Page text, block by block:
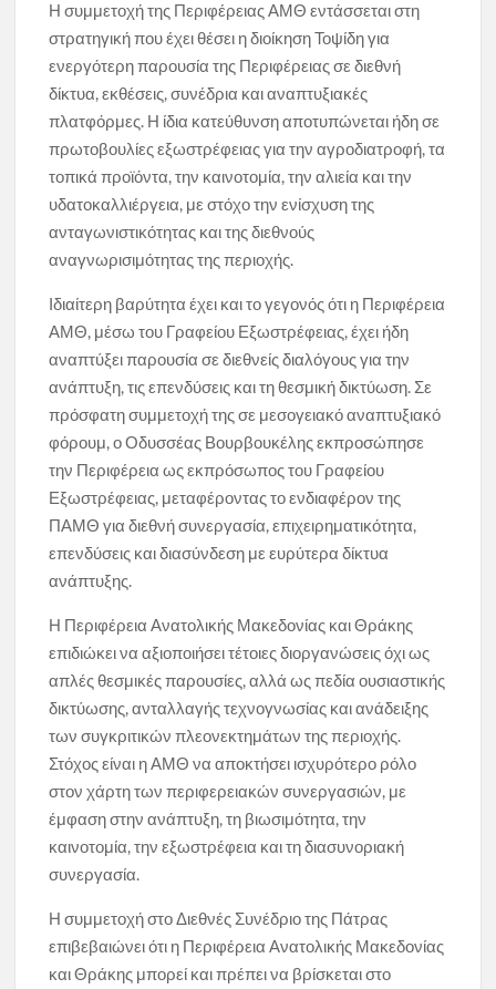
Η συμμετοχή της Περιφέρειας ΑΜΘ εντάσσεται στη
στρατηγική που έχει θέσει η διοίκηση Τοψίδη για
ενεργότερη παρουσία της Περιφέρειας σε διεθνή
δίκτυα, εκθέσεις, συνέδρια και αναπτυξιακές
πλατφόρμες. Η ίδια κατεύθυνση αποτυπώνεται ήδη σε
πρωτοβουλίες εξωστρέφειας για την αγροδιατροφή, τα
τοπικά προϊόντα, την καινοτομία, την αλιεία και την
υδατοκαλλιέργεια, με στόχο την ενίσχυση της
ανταγωνιστικότητας και της διεθνούς
αναγνωρισιμότητας της περιοχής.
Ιδιαίτερη βαρύτητα έχει και το γεγονός ότι η Περιφέρεια
ΑΜΘ, μέσω του Γραφείου Εξωστρέφειας, έχει ήδη
αναπτύξει παρουσία σε διεθνείς διαλόγους για την
ανάπτυξη, τις επενδύσεις και τη θεσμική δικτύωση. Σε
πρόσφατη συμμετοχή της σε μεσογειακό αναπτυξιακό
φόρουμ, ο Οδυσσέας Βουρβουκέλης εκπροσώπησε
την Περιφέρεια ως εκπρόσωπος του Γραφείου
Εξωστρέφειας, μεταφέροντας το ενδιαφέρον της
ΠΑΜΘ για διεθνή συνεργασία, επιχειρηματικότητα,
επενδύσεις και διασύνδεση με ευρύτερα δίκτυα
ανάπτυξης.
Η Περιφέρεια Ανατολικής Μακεδονίας και Θράκης
επιδιώκει να αξιοποιήσει τέτοιες διοργανώσεις όχι ως
απλές θεσμικές παρουσίες, αλλά ως πεδία ουσιαστικής
δικτύωσης, ανταλλαγής τεχνογνωσίας και ανάδειξης
των συγκριτικών πλεονεκτημάτων της περιοχής.
Στόχος είναι η ΑΜΘ να αποκτήσει ισχυρότερο ρόλο
στον χάρτη των περιφερειακών συνεργασιών, με
έμφαση στην ανάπτυξη, τη βιωσιμότητα, την
καινοτομία, την εξωστρέφεια και τη διασυνοριακή
συνεργασία.
Η συμμετοχή στο Διεθνές Συνέδριο της Πάτρας
επιβεβαιώνει ότι η Περιφέρεια Ανατολικής Μακεδονίας
και Θράκης μπορεί και πρέπει να βρίσκεται στο